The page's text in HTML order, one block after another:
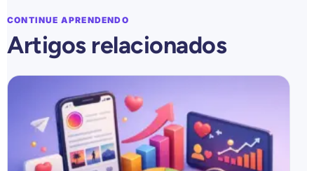
CONTINUE APRENDENDO
Artigos relacionados